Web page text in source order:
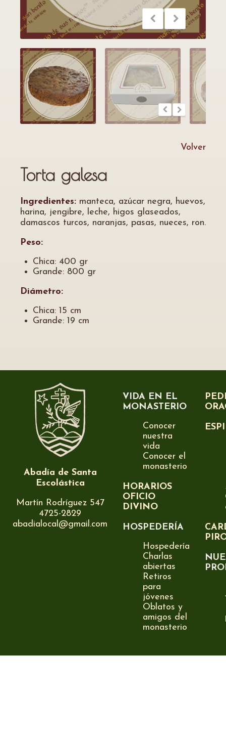
Volver
Torta galesa
Ingredientes: manteca, azúcar negra, huevos,
harina, jengibre, leche, higos glaseados,
damascos turcos, naranjas, pasas, nueces, ron.
Peso:
Chica: 400 gr
Grande: 800 gr
Diámetro:
Chica: 15 cm
Grande: 19 cm
Abadía de Santa
Escolástica
Martín Rodríguez 547
4725-2829
abadialocal@gmail.com
VIDA EN EL
MONASTERIO
Conocer
nuestra
vida
Conocer el
monasterio
HORARIOS
OFICIO
DIVINO
HOSPEDERÍA
Hospedería
Charlas
abiertas
Retiros
para
jóvenes
Oblatos y
amigos del
monasterio